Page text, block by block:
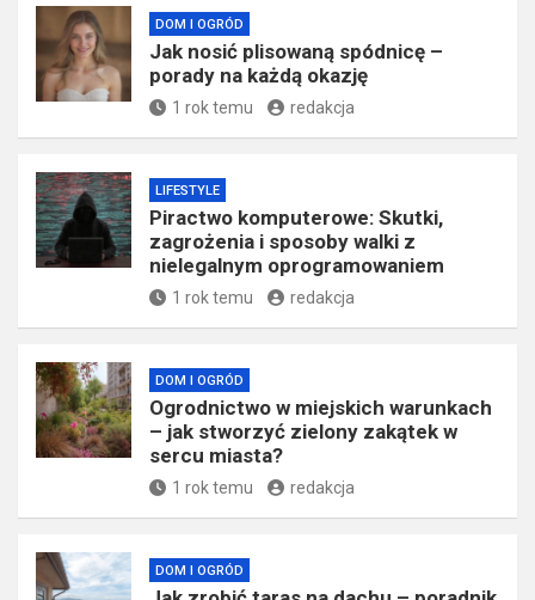
DOM I OGRÓD
Jak nosić plisowaną spódnicę –
porady na każdą okazję
1 rok temu redakcja
LIFESTYLE
Piractwo komputerowe: Skutki,
zagrożenia i sposoby walki z
nielegalnym oprogramowaniem
1 rok temu redakcja
DOM I OGRÓD
Ogrodnictwo w miejskich warunkach
– jak stworzyć zielony zakątek w
sercu miasta?
1 rok temu redakcja
DOM I OGRÓD